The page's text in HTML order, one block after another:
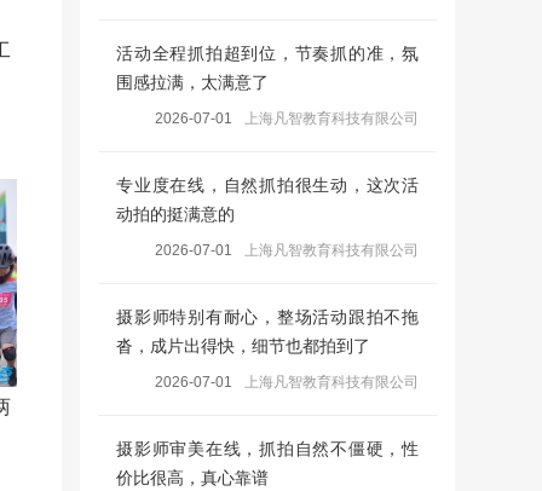
活动全程抓拍超到位，节奏抓的准，氛
围感拉满，太满意了
2026-07-01 上海凡智教育科技有限公司
专业度在线，自然抓拍很生动，这次活
动拍的挺满意的
2026-07-01 上海凡智教育科技有限公司
摄影师特别有耐心，整场活动跟拍不拖
沓，成片出得快，细节也都拍到了
2026-07-01 上海凡智教育科技有限公司
摄影师审美在线，抓拍自然不僵硬，性
价比很高，真心靠谱